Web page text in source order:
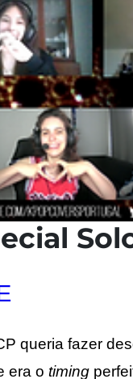
queria fazer
era o timing